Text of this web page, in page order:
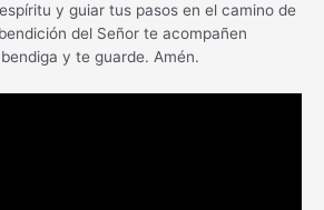
y guiar tus pasos en el camino de
del Señor te acompañen
y te guarde. Amén.